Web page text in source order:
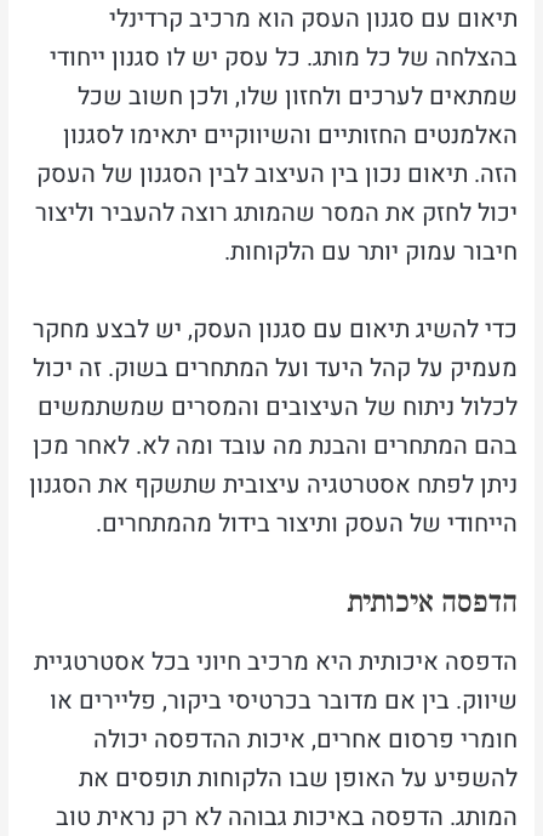
תיאום עם סגנון העסק הוא מרכיב קרדינלי
בהצלחה של כל מותג. כל עסק יש לו סגנון ייחודי
שמתאים לערכים ולחזון שלו, ולכן חשוב שכל
האלמנטים החזותיים והשיווקיים יתאימו לסגנון
הזה. תיאום נכון בין העיצוב לבין הסגנון של העסק
יכול לחזק את המסר שהמותג רוצה להעביר וליצור
חיבור עמוק יותר עם הלקוחות.
כדי להשיג תיאום עם סגנון העסק, יש לבצע מחקר
מעמיק על קהל היעד ועל המתחרים בשוק. זה יכול
לכלול ניתוח של העיצובים והמסרים שמשתמשים
בהם המתחרים והבנת מה עובד ומה לא. לאחר מכן
ניתן לפתח אסטרטגיה עיצובית שתשקף את הסגנון
הייחודי של העסק ותיצור בידול מהמתחרים.
הדפסה איכותית
הדפסה איכותית היא מרכיב חיוני בכל אסטרטגיית
שיווק. בין אם מדובר בכרטיסי ביקור, פליירים או
חומרי פרסום אחרים, איכות ההדפסה יכולה
להשפיע על האופן שבו הלקוחות תופסים את
המותג. הדפסה באיכות גבוהה לא רק נראית טוב